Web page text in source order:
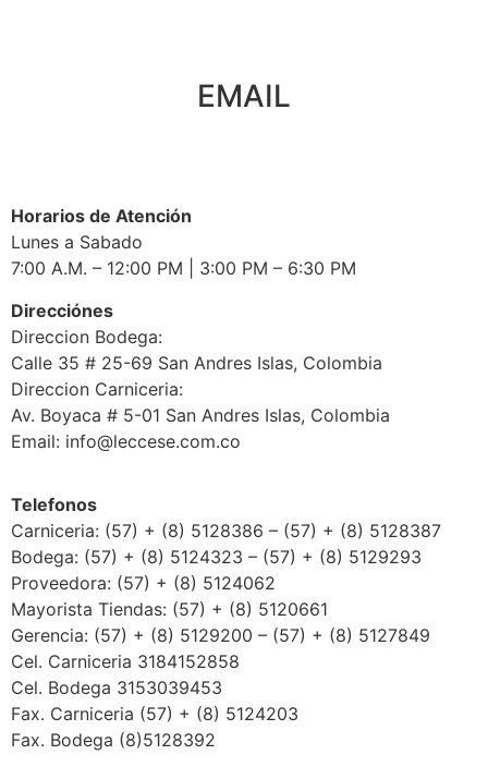
EMAIL
Horarios de Atención
Lunes a Sabado
7:00 A.M. – 12:00 PM | 3:00 PM – 6:30 PM
Direcciónes
Direccion Bodega:
Calle 35 # 25-69 San Andres Islas, Colombia
Direccion Carniceria:
Av. Boyaca # 5-01 San Andres Islas, Colombia
Email: info@leccese.com.co
Telefonos
Carniceria: (57) + (8) 5128386 – (57) + (8) 5128387
Bodega: (57) + (8) 5124323 – (57) + (8) 5129293
Proveedora: (57) + (8) 5124062
Mayorista Tiendas: (57) + (8) 5120661
Gerencia: (57) + (8) 5129200 – (57) + (8) 5127849
Cel. Carniceria 3184152858
Cel. Bodega 3153039453
Fax. Carniceria (57) + (8) 5124203
Fax. Bodega (8)5128392